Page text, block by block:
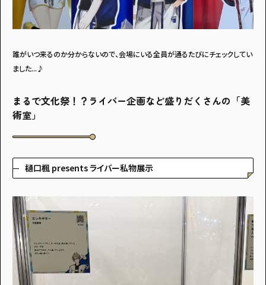
誰がいつ来るのか分からないので、会場にいる全員が通るたびにチェックしてい
ました...♪
まるで文化祭！？ライバー企画など盛りだくさんの「美
術室」
樋口楓 presents ライバー私物展示